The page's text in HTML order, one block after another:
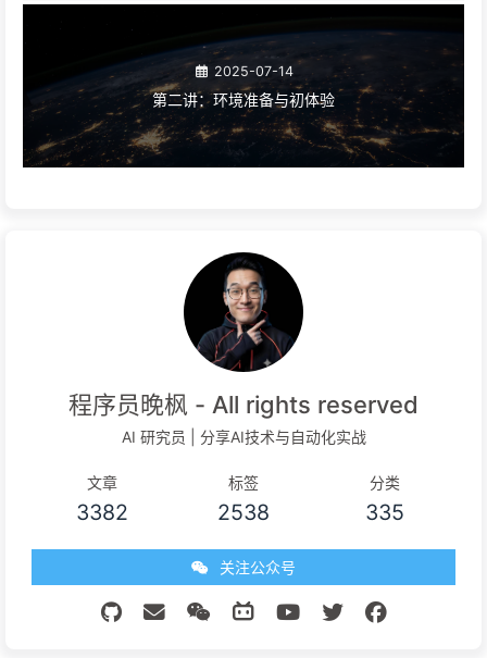
2025-07-14
第二讲：环境准备与初体验
程序员晚枫 - All rights reserved
AI 研究员 | 分享AI技术与自动化实战
文章
3382
标签
2538
分类
335
关注公众号